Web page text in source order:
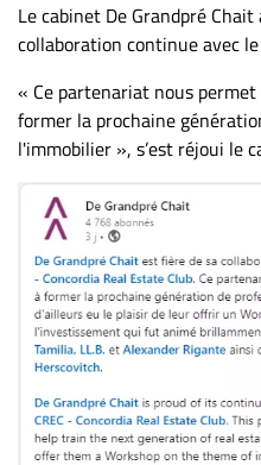
Le cabinet De Grandpré
collaboration continue avec
« Ce partenariat nous
former la prochaine
l'immobilier », s’est réjoui le